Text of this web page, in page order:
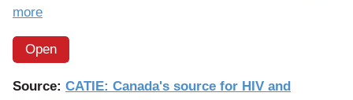
moreof
the
article:
Open
Source: CATIE: Canada's source for HIV and